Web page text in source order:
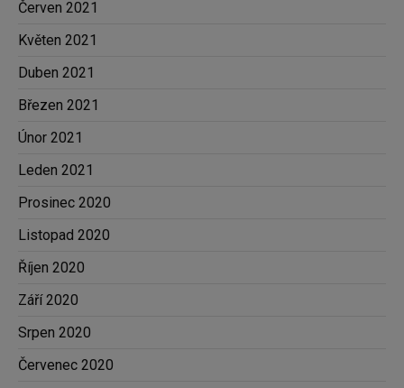
Červen 2021
Květen 2021
Duben 2021
Březen 2021
Únor 2021
Leden 2021
Prosinec 2020
Listopad 2020
Říjen 2020
Září 2020
Srpen 2020
Červenec 2020